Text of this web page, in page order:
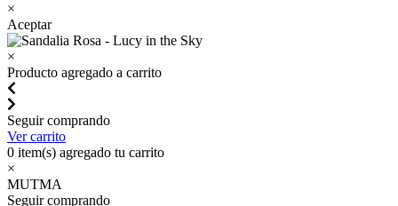
×
Aceptar
×
Producto agregado a carrito
Seguir comprando
Ver carrito
0 item(s) agregado tu carrito
×
MUTMA
Seguir comprando